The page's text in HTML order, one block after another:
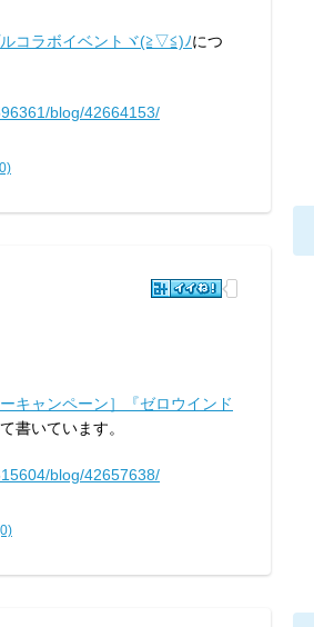
コラボイベントヾ(≧▽≦)ﾉにつ
blog/42664153/
キャンペーン］『ゼロウインド
書いています。
blog/42657638/